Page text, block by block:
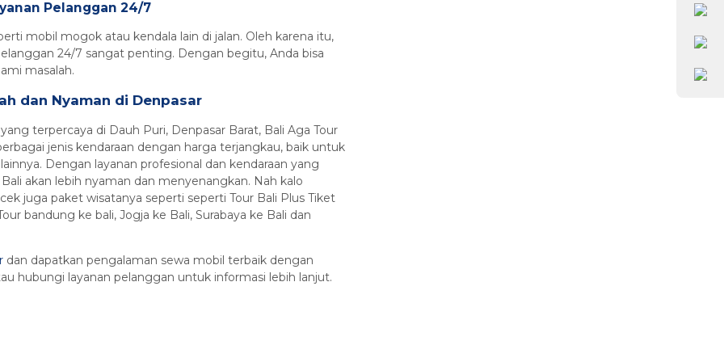
Pelanggan 24/7
mobil mogok atau kendala lain di jalan. Oleh karena itu,
24/7 sangat penting. Dengan begitu, Anda bisa
masalah.
dan Nyaman di Denpasar
terpercaya di Dauh Puri, Denpasar Barat, Bali Aga Tour
jenis kendaraan dengan harga terjangkau, baik untuk
Dengan layanan profesional dan kendaraan yang
akan lebih nyaman dan menyenangkan. Nah kalo
juga paket wisatanya seperti seperti Tour Bali Plus Tiket
bandung ke bali, Jogja ke Bali, Surabaya ke Bali dan
dan dapatkan pengalaman sewa mobil terbaik dengan
hubungi layanan pelanggan untuk informasi lebih lanjut.